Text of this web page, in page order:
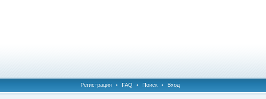
Регистрация • FAQ • Поиск • Вход